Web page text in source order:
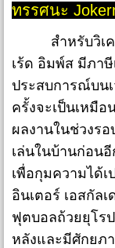
ทรรศนะ
สำหรับวิเคร
เร้ด อิมพ์ส มีภา
ประสบการณ์บน
ครั้งจะเป็นเหมื
ผลงานในช่วงร
เล่นในบ้านก่อน
เพื่อกุมความได้
อินเตอร์ เอสกัล
ฟุตบอลถ้วยยุโร
หลังและมีศักยภ